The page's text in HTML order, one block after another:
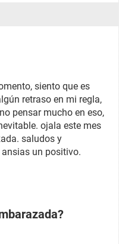
siento que es
retraso en mi regla,
pensar mucho en eso,
ojala este mes
saludos y
un positivo.